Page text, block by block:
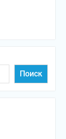
Поиск